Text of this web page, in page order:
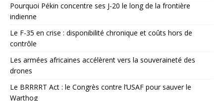
Pourquoi Pékin concentre ses J-20 le long de la frontière
indienne
Le F-35 en crise : disponibilité chronique et coûts hors de
contrôle
Les armées africaines accélèrent vers la souveraineté des
drones
Le BRRRRT Act : le Congrès contre l’USAF pour sauver le
Warthog